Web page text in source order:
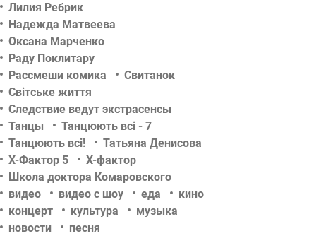
Лилия Ребрик
Надежда Матвеева
Оксана Марченко
Раду Поклитару
Рассмеши комика
Свитанок
Світське життя
Следствие ведут экстрасенсы
Танцы
Танцюють всі - 7
Танцюють всі!
Татьяна Денисова
Х-Фактор 5
Х-фактор
Школа доктора Комаровского
видео
видео с шоу еда
кино
концерт
культура
музыка
новости
песня